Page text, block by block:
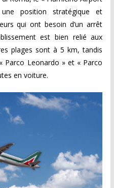
position stratégique et
qui ont besoin d’un arrêt
est bien relié aux
plages sont à 5 km, tandis
Parco Leonardo » et « Parco
en voiture.